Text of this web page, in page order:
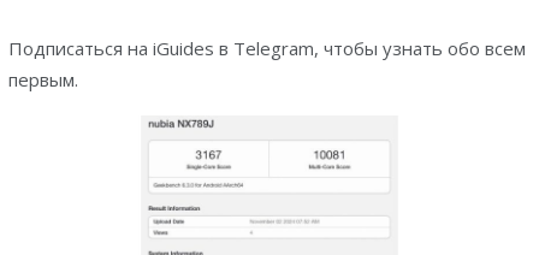
Подписаться на iGuides в Telegram, чтобы узнать обо всем
первым.